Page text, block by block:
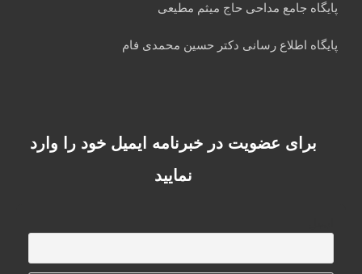
پایگاه جامع مداحی حاج میثم مطیعی
پایگاه اطلاع رسانی دکتر حسین محمدی فام
برای عضویت در خبرنامه ایمیل خود را وارد
نمایید